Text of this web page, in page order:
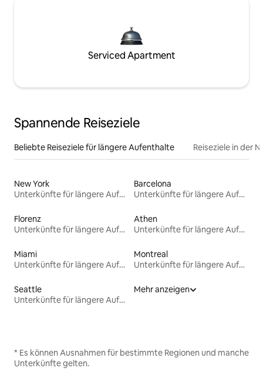
Serviced Apartment
Spannende Reiseziele
Beliebte Reiseziele für längere Aufenthalte Reiseziele in der
New York
Unterkünfte für längere Aufenthalte
Barcelona
Unterkünfte für längere Aufenthalte
Florenz
Unterkünfte für längere Aufenthalte
Athen
Unterkünfte für längere Aufenthalte
Miami
Unterkünfte für längere Aufenthalte
Montreal
Unterkünfte für längere Aufenthalte
Seattle
Unterkünfte für längere Aufenthalte
Mehr anzeigen
* Es können Ausnahmen für bestimmte Regionen und manche
Unterkünfte gelten.